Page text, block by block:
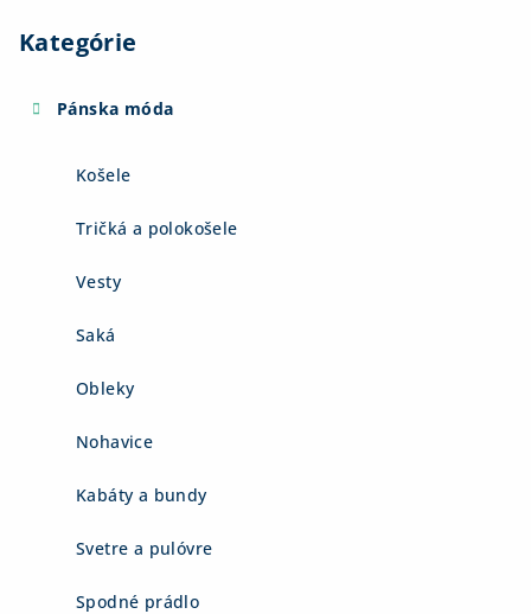
Kategórie
Pánska móda
Košele
Tričká a polokošele
Vesty
Saká
Obleky
Nohavice
Kabáty a bundy
Svetre a pulóvre
Spodné prádlo